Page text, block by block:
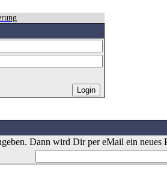
Dann wird Dir per eMail ein neues